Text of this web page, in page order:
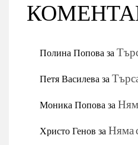
Полина Поповаза
Петя Василеваза
Моника Поповаза
Христо ГеновзаНяма